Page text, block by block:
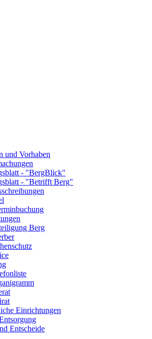
und Vorhaben
- "BergBlick"
- "Betrifft Berg"
Berg
Einrichtungen
Entscheide